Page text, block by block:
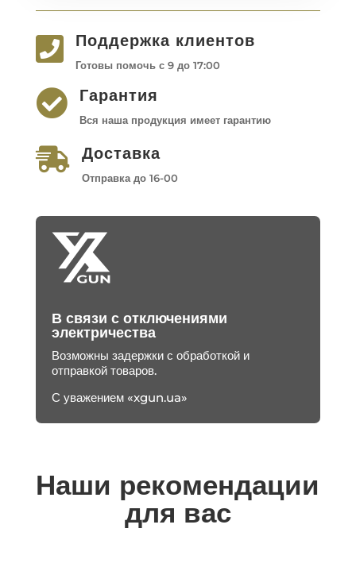
 Поддержка клиентов
Готовы помочь с 9 до 17:00
 Гарантия
Вся наша продукция имеет гарантию
 Доставка
Отправка до 16-00
В связи с отключениями
электричества
Возможны задержки с обработкой и
отправкой товаров.
С уважением «xgun.ua»
Наши рекомендации
для вас